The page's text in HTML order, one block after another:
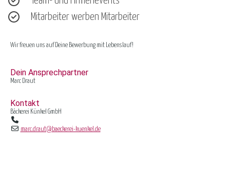
Mitarbeiter werben Mitarbeiter
Wir freuen uns auf Deine Bewerbung mit Lebenslauf!
Dein Ansprechpartner
Marc Draut
Kontakt
Bäckerei Künkel GmbH
marc.draut@baeckerei-kuenkel.de